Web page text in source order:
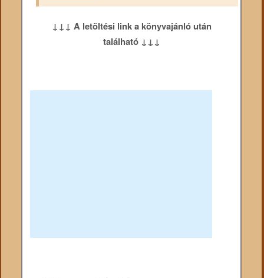
↓↓↓ A letöltési link a könyvajánló után
található ↓↓↓